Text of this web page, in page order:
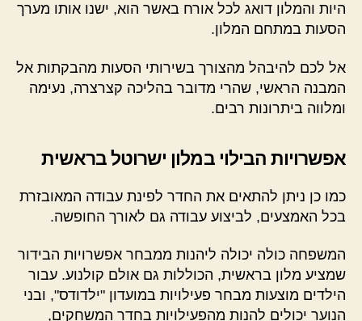
היות והמלון דואג לכל אורח באשר הוא, ישנו אותו מערך
הסעות במתחם המלון.
אל לכם להיבהל מהצורך בשירותי הסעות מהבקתות אל
המבנה הראשי, שהרי מדובר בהליכה קצרצרה, נעימה
ומלווה ביתרונות רבים.
אפשרויות הבילוי במלון ישרוטל בראשית
כמו כן ניתן להתאים את החדר לפינת עבודה המאובזרת
בכל האמצעים, לביצוע עבודה גם לאורך החופשה.
המשפחה כולה יכולה ליהנות ממבחר אפשרויות הבידור
שמציע מלון בראשית, הכוללות גם אולם קולנוע. עבור
הילדים מוצעות מבחר פעילויות במועדון "ילדודס", ובני
הנוער יכולים להנות מהפעילויות בחדר המשחקים,